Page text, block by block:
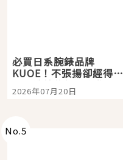
必買日系腕錶品牌
KUOE！不張揚卻經得起
時間洗鍊的經典之作五
選
2026年07月20日
No.5